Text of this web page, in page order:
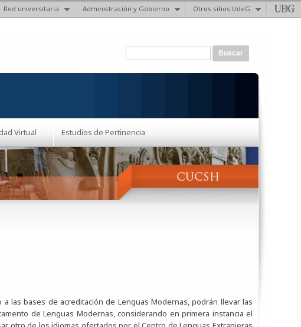
Red universitaria Administración y Gobierno Otros sitios UdeG
Formulario de búsqueda
Virtual Estudios de Pertinencia
las bases de acreditación de Lenguas Modernas, podrán llevar las
de Lenguas Modernas, considerando en primera instancia el